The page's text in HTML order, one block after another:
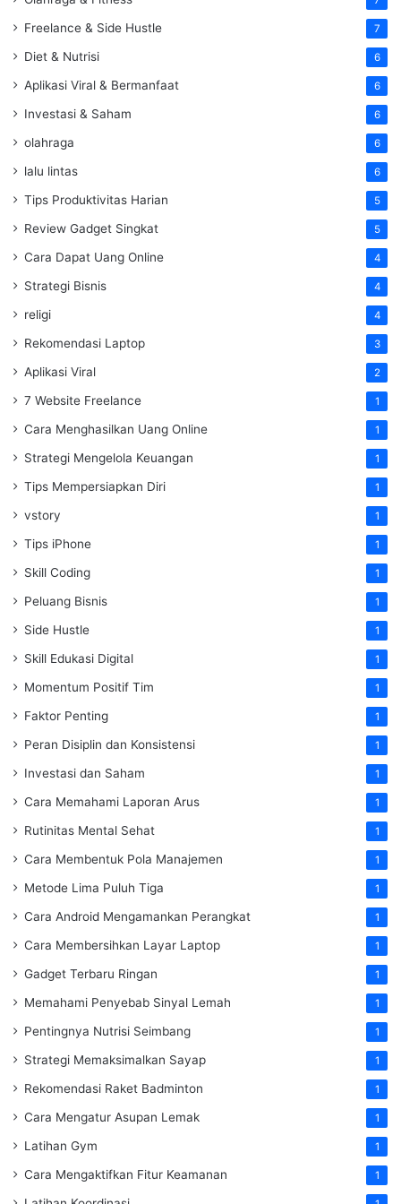
Freelance & Side Hustle 7
Diet & Nutrisi 6
Aplikasi Viral & Bermanfaat 6
Investasi & Saham 6
olahraga 6
lalu lintas 6
Tips Produktivitas Harian 5
Review Gadget Singkat 5
Cara Dapat Uang Online 4
Strategi Bisnis 4
religi 4
Rekomendasi Laptop 3
Aplikasi Viral 2
7 Website Freelance 1
Cara Menghasilkan Uang Online 1
Strategi Mengelola Keuangan 1
Tips Mempersiapkan Diri 1
vstory 1
Tips iPhone 1
Skill Coding 1
Peluang Bisnis 1
Side Hustle 1
Skill Edukasi Digital 1
Momentum Positif Tim 1
Faktor Penting 1
Peran Disiplin dan Konsistensi 1
Investasi dan Saham 1
Cara Memahami Laporan Arus 1
Rutinitas Mental Sehat 1
Cara Membentuk Pola Manajemen 1
Metode Lima Puluh Tiga 1
Cara Android Mengamankan Perangkat 1
Cara Membersihkan Layar Laptop 1
Gadget Terbaru Ringan 1
Memahami Penyebab Sinyal Lemah 1
Pentingnya Nutrisi Seimbang 1
Strategi Memaksimalkan Sayap 1
Rekomendasi Raket Badminton 1
Cara Mengatur Asupan Lemak 1
Latihan Gym 1
Cara Mengaktifkan Fitur Keamanan 1